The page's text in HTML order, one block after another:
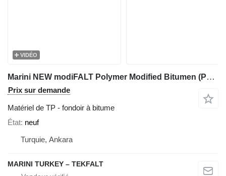
VIDÉO
Marini NEW modiFALT Polymer Modified Bitumen (PMB)
Prix sur demande
Matériel de TP - fondoir à bitume
État neuf
Turquie, Ankara
MARINI TURKEY – TEKFALT